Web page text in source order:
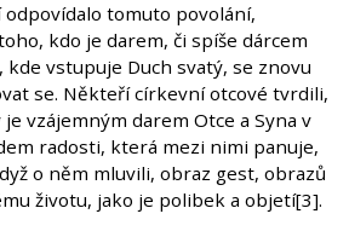
odpovídalo tomuto povolání,
kdo je darem, či spíše dárcem
kde vstupuje Duch svatý, se znovu
se. Někteří církevní otcové tvrdili,
vzájemným darem Otce a Syna v
radosti, která mezi nimi panuje,
o něm mluvili, obraz gest, obrazů
životu, jako je polibek a objetí[3].